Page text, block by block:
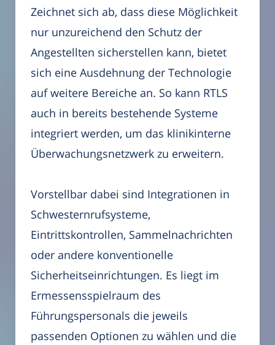
Zeichnet sich ab, dass diese Möglichkeit
nur unzureichend den Schutz der
Angestellten sicherstellen kann, bietet
sich eine Ausdehnung der Technologie
auf weitere Bereiche an. So kann RTLS
auch in bereits bestehende Systeme
integriert werden, um das klinikinterne
Überwachungsnetzwerk zu erweitern.
Vorstellbar dabei sind Integrationen in
Schwesternrufsysteme,
Eintrittskontrollen, Sammelnachrichten
oder andere konventionelle
Sicherheitseinrichtungen. Es liegt im
Ermessensspielraum des
Führungspersonals die jeweils
passenden Optionen zu wählen und die